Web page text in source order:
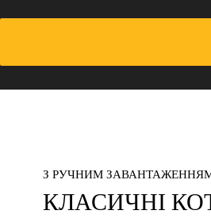
З РУЧНИМ
КЛАСИЧНІ